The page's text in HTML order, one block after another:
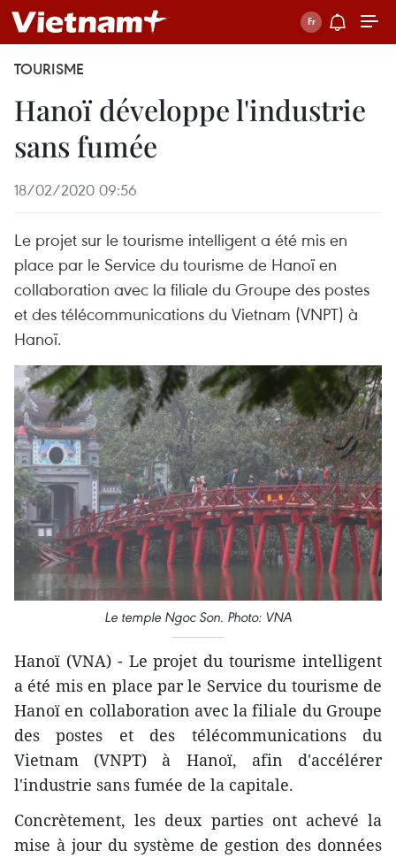
TOURISME
Hanoï développe l'industrie
sans fumée
18/02/2020 09:56
Le projet sur le tourisme intelligent a été mis en
place par le Service du tourisme de Hanoï en
collaboration avec la filiale du Groupe des postes
et des télécommunications du Vietnam (VNPT) à
Hanoï.
Le temple Ngoc Son. Photo: VNA
Hanoï (VNA) - Le projet du tourisme intelligent
a été mis en place par le Service du tourisme de
Hanoï en collaboration avec la filiale du Groupe
des postes et des télécommunications du
Vietnam (VNPT) à Hanoï, afin d'accélérer
l'industrie sans fumée de la capitale.
Concrètement, les deux parties ont achevé la
mise à jour du système de gestion des données